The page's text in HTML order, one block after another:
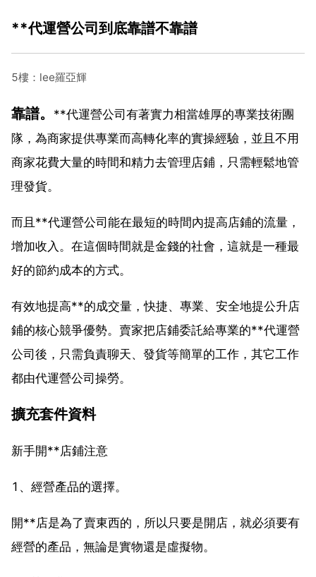
**代運營公司到底靠譜不靠譜
5樓：lee羅亞輝
靠譜。
**代運營公司有著實力相當雄厚的專業技術團
隊，為商家提供專業而高轉化率的實操經驗，並且不用
商家花費大量的時間和精力去管理店鋪，只需輕鬆地管
理發貨。
而且**代運營公司能在最短的時間內提高店鋪的流量，
增加收入。在這個時間就是金錢的社會，這就是一種最
好的節約成本的方式。
有效地提高**的成交量，快捷、專業、安全地提公升店
鋪的核心競爭優勢。賣家把店鋪委託給專業的**代運營
公司後，只需負責聊天、發貨等簡單的工作，其它工作
都由代運營公司操勞。
擴充套件資料
新手開**店鋪注意
1、經營產品的選擇。
開**店是為了賣東西的，所以只要是開店，就必須要有
經營的產品，無論是實物還是虛擬物。